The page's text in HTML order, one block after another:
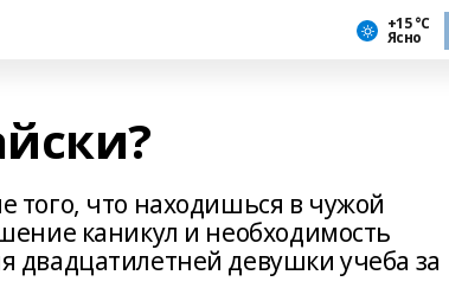
+15 °С
Ясно
того, что находишься в чужой
каникул и необходимость
двадцатилетней девушки учеба за